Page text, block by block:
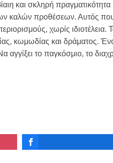
και σκληρή
καλών προθέσεων. Αυτός που
χωρίς
κωμωδίας και δράματος.
το παγκόσμιο, το